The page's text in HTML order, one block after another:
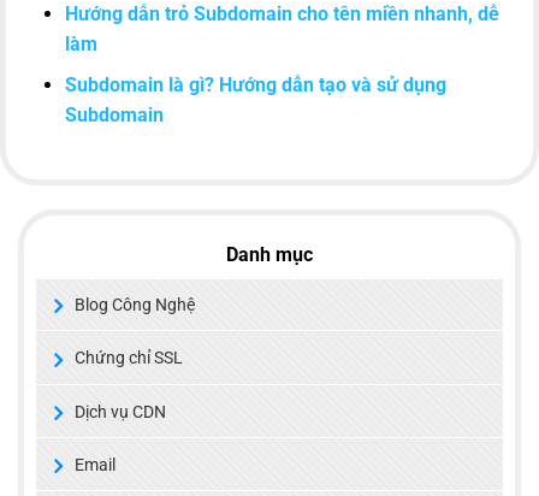
Hướng dẫn trỏ Subdomain cho tên miền nhanh, dễ
làm
Subdomain là gì? Hướng dẫn tạo và sử dụng
Subdomain
Danh mục
Blog Công Nghệ
Chứng chỉ SSL
Dịch vụ CDN
Email